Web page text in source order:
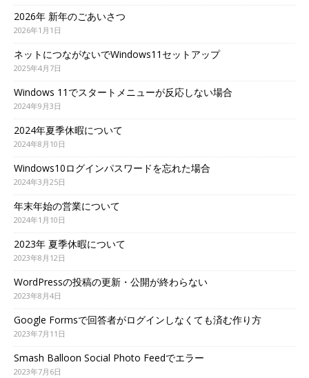
2026年 新年のごあいさつ
2026年1月1日
ネットにつながないでWindows11セットアップ
2025年4月7日
Windows 11でスタートメニューが反応しない場合
2024年9月3日
2024年夏季休暇について
2024年8月10日
Windows10ログインパスワードを忘れた場合
2024年3月25日
年末年始の営業について
2024年1月10日
2023年 夏季休暇について
2023年8月12日
WordPressの投稿の更新・公開が終わらない
2023年8月4日
Google Formsで回答者がログインしなくても済む作り方
2023年7月11日
Smash Balloon Social Photo Feedでエラー
2023年7月6日